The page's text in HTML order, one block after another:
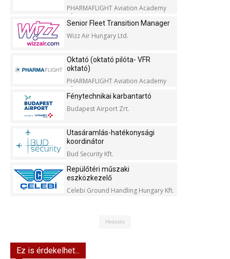
PHARMAFLIGHT Aviation Academy
Kft.
Senior Fleet Transition Manager
Wizz Air Hungary Ltd.
Oktató (oktató pilóta- VFR
oktató)
PHARMAFLIGHT Aviation Academy
Kft.
Fénytechnikai karbantartó
Budapest Airport Zrt.
Utasáramlás-hatékonysági
koordinátor
Bud Security Kft.
Repülőtéri műszaki
eszközkezelő
Celebi Ground Handling Hungary Kft.
Hirdetés
Ez is érdekelhet...